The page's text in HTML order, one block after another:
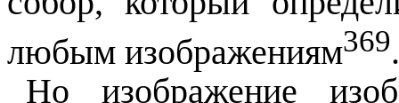
любым изображениям369.
Но изображение